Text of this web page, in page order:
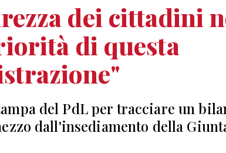
dei cittadini
di questa
del PdL per tracciare un
dall'insediamento della